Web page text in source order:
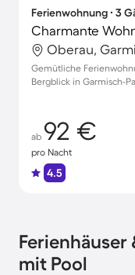
Ferienwohnung ∙ 3
Charmante
Gemütliche
Bergblick in Garmisch-
ab 92 €
pro Nacht
4.5
Ferienhäuser
mit Pool